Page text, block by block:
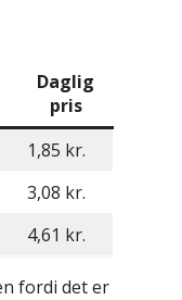
Daglig
pris
1,85 kr.
3,08 kr.
4,61 kr.
fordi det er